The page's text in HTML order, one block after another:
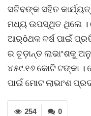
ସଚିବଙ୍କ ସହିତ
ମଧ୍ୟ ଉପସ୍ଥିତ ଥିଲେ ।
ଆର୍ôଥକ ବର୍ଷ ପାଇଁ
ର ଚୂଡ଼ାନ୍ତ ଲାଭାଂଶକୁ
୪୫୯.୧୬ କୋଟି ଟଙ୍କା ।
ପାଇଁ ମୋଟ ଲାଭାଂଶ
0
254